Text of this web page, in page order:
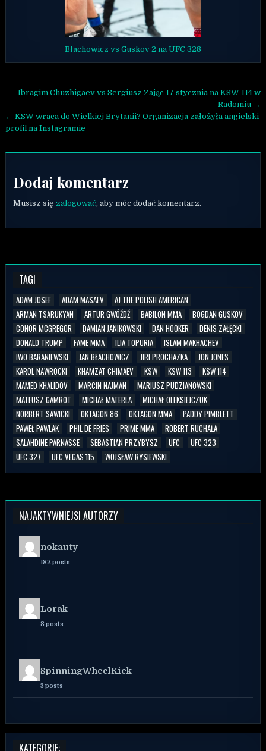
Błachowicz vs Guskov 2 na UFC 328
Nawigacja wpisu
Ibragim Chuzhigaev vs Sergiusz Zając 17 stycznia na KSW 114 w
Radomiu →
← KSW wraca do Wielkiej Brytanii? Organizacja założyła angielski
profil na Instagramie
Dodaj komentarz
Musisz się zalogować, aby móc dodać komentarz.
TAGI
ADAM JOSEF ADAM MASAEV
AJ THE POLISH AMERICAN
ARMAN TSARUKYAN
ARTUR GWÓŹDŹ BABILON MMA
BOGDAN GUSKOV
CONOR MCGREGOR
DAMIAN JANIKOWSKI DAN HOOKER
DENIS ZAŁĘCKI
DONALD TRUMP
FAME MMA ILIA TOPURIA
ISLAM MAKHACHEV
IWO BARANIEWSKI
JAN BŁACHOWICZ JIRI PROCHAZKA
JON JONES
KAROL NAWROCKI
KHAMZAT CHIMAEV KSW KSW 113
KSW 114
MAMED KHALIDOV
MARCIN NAJMAN
MARIUSZ PUDZIANOWSKI
MATEUSZ GAMROT
MICHAŁ MATERLA
MICHAŁ OLEKSIEJCZUK
NORBERT SAWICKI
OKTAGON 86 OKTAGON MMA
PADDY PIMBLETT
PAWEŁ PAWLAK
PHIL DE FRIES PRIME MMA
ROBERT RUCHAŁA
SALAHDINE PARNASSE
SEBASTIAN PRZYBYSZ UFC
UFC 323
UFC 327
UFC VEGAS 115 WOJSŁAW RYSIEWSKI
NAJAKTYWNIEJSI AUTORZY
nokauty
182 posts
Lorak
8 posts
SpinningWheelKick
3 posts
KATEGORIE: